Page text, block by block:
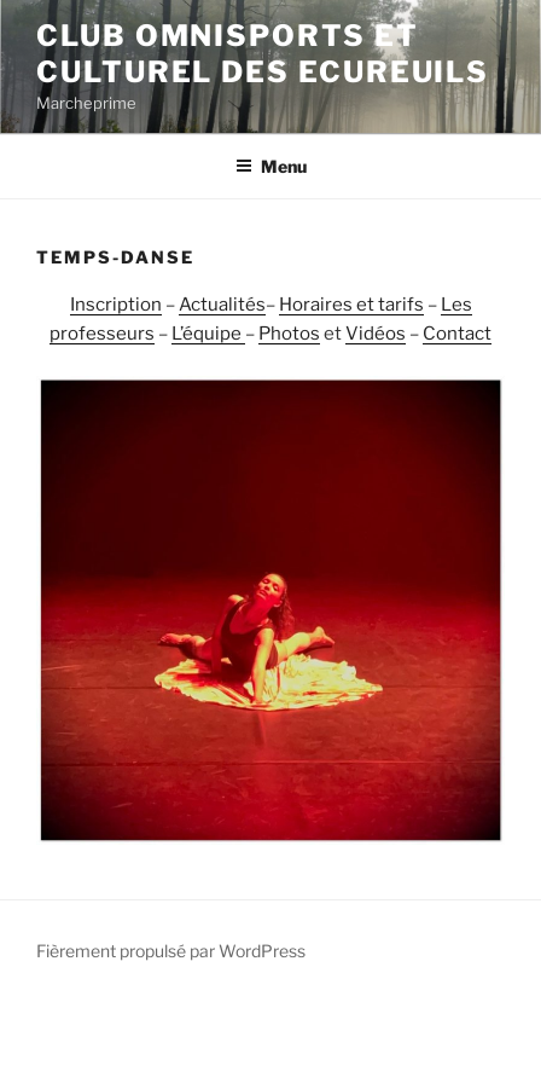
Aller
contenu
principal
CLUB OMNISPORTS ET
CULTUREL DES ECUREUILS
Marcheprime
Menu
TEMPS-DANSE
Inscription –Actualités– Horaires et tarifs – Les
professeurs – L’équipe – Photos etVidéos – Contact
Fièrement propulsé par WordPress